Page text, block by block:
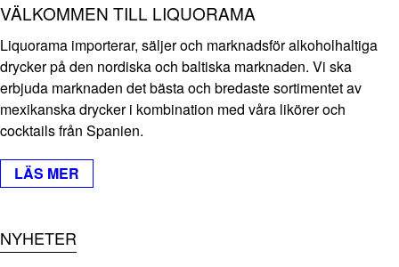
VÄLKOMMEN TILL LIQUORAMA
Liquorama importerar, säljer och marknadsför alkoholhaltiga
drycker på den nordiska och baltiska marknaden. Vi ska
erbjuda marknaden det bästa och bredaste sortimentet av
mexikanska drycker i kombination med våra likörer och
cocktails från Spanien.
LÄS MER
NYHETER